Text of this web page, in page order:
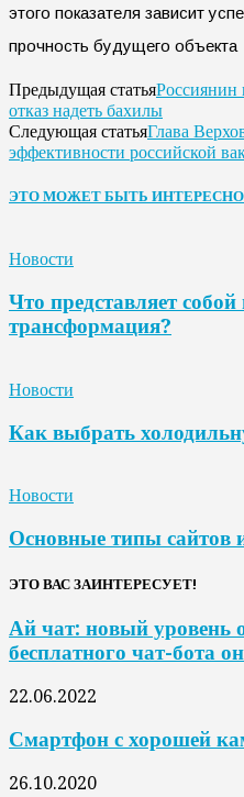
этого показателя зависит
прочность будущего объекта
Предыдущая статьяРоссиянин
отказ надеть бахилы
Следующая статьяГлава
эффективности российской
ЭТО МОЖЕТ БЫТЬ ИНТЕРЕСНО
Новости
Что представляет
трансформация?
Новости
Как выбрать
Новости
Основные типы сайтов
ЭТО ВАС ЗАИНТЕРЕСУЕТ!
Ай чат: новый уровень
бесплатного чат-бота
22.06.2022
Смартфон с хорошей
26.10.2020